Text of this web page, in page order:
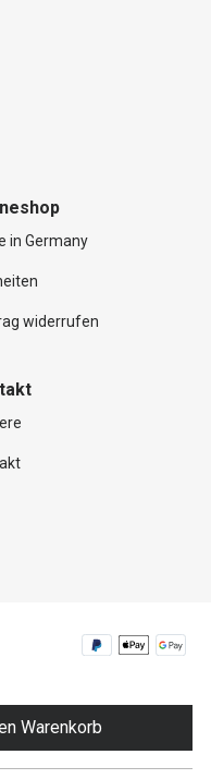
Warenkorb
in Germany
widerrufen
Rechte vorbehalten.
Widerrufsrecht